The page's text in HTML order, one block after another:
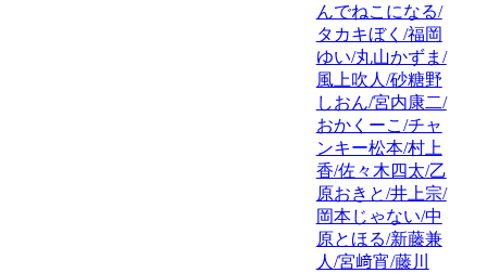
んでねこになる/
タカキぼく/福岡
ゆい/丸山かずま/
風上吹人/砂糖野
しおん/宮内康二/
おかくーこ/チャ
ンキー松本/村上
香/佐々木四太/乙
原おきと/井上宗/
岡本じゃない/中
原とほる/新藤兼
人/宮﨑宵/藤川